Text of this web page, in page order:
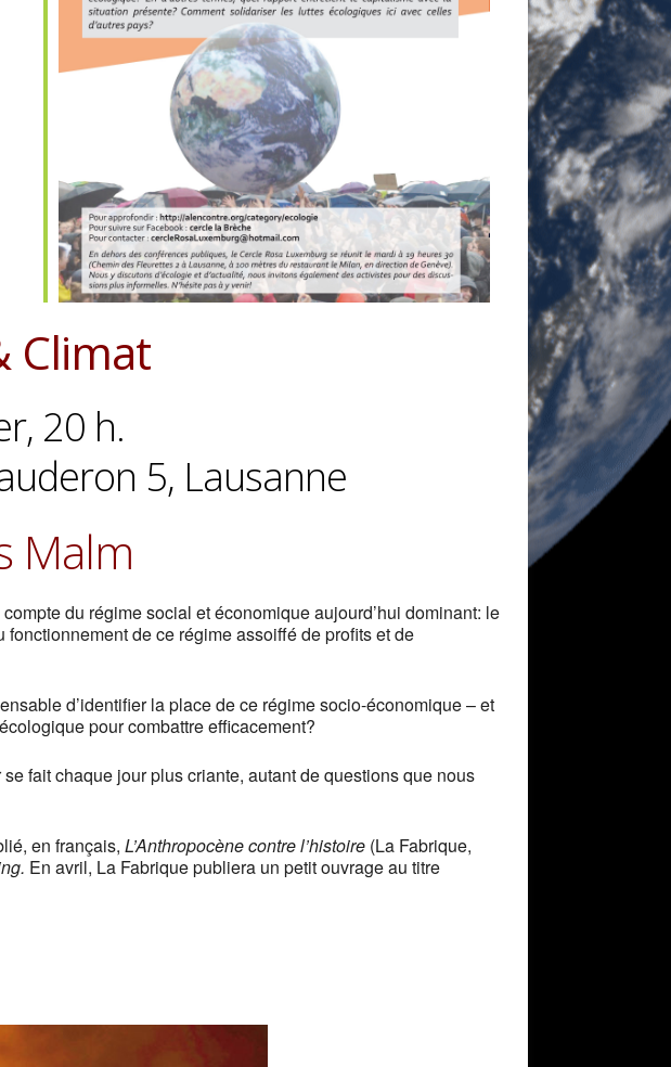
Climat
20 h.
5, Lausanne
Malm
du régime social et économique aujourd’hui dominant: le
de ce régime assoiffé de profits et de
d’identifier la place de ce régime socio-économique – et
pour combattre efficacement?
fait chaque jour plus criante, autant de questions que nous
en français, L’Anthropocène contre l’histoire (La Fabrique,
En avril, La Fabrique publiera un petit ouvrage au titre